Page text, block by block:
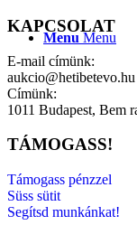
Menu Menu
KAPCSOLAT
E-mail címünk:
aukcio@hetibetevo.hu
Címünk:
1011 Budapest, Bem
TÁMOGASS!
Támogass pénzzel
Süss sütit
Segítsd munkánkat!